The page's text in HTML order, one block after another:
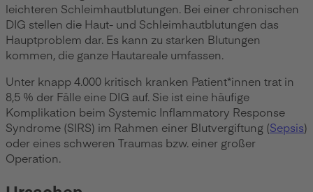
leichteren Schleimhautblutungen. Bei einer chronischen
DIG stellen die Haut- und Schleimhautblutungen das
Hauptproblem dar. Es kann zu starken Blutungen
kommen, die ganze Hautareale umfassen.
Unter knapp 4.000 kritisch kranken Patient*innen trat in
8,5 % der Fälle eine DIG auf. Sie ist eine häufige
Komplikation beim Systemic Inflammatory Response
Syndrome (SIRS) im Rahmen einer Blutvergiftung (Sepsis)
oder eines schweren Traumas bzw. einer großer
Operation.